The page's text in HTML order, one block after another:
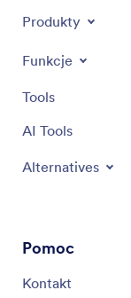
Produkty
Funkcje
Tools
AI Tools
Alternatives
Pomoc
Kontakt